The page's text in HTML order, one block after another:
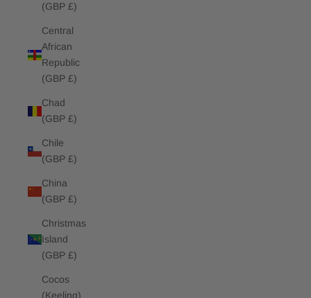
(GBP £)
Central
African
Republic
(GBP £)
Chad
(GBP £)
Chile
(GBP £)
China
(GBP £)
Christmas
Island
(GBP £)
Cocos
(Keeling)